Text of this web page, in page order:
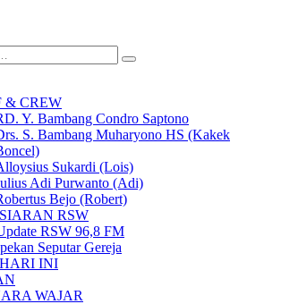
& CREW
Y. Bambang Condro Saptono
S. Bambang Muharyono HS (Kakek
Sukardi (Lois)
Adi Purwanto (Adi)
Bejo (Robert)
RSW
RSW 96,8 FM
Seputar Gereja
INI
WAJAR